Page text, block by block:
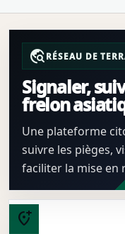
travel_exploreRÉSEAU DE
Signaler,
frelon
Une plateforme
suivre les pièges,
faciliter la mise en
add_location_alt